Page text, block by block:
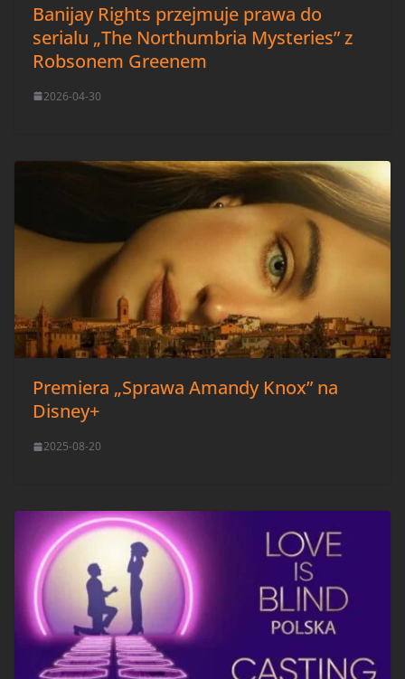
Banijay Rights przejmuje prawa do
serialu „The Northumbria Mysteries” z
Robsonem Greenem
2026-04-30
Premiera „Sprawa Amandy Knox” na
Disney+
2025-08-20